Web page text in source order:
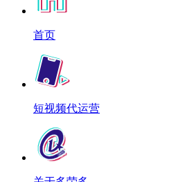
首页
短视频代运营